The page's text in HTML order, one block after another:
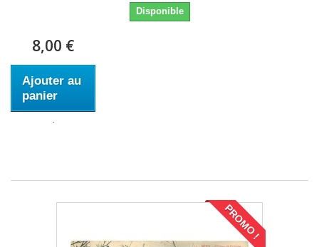
Disponible
8,00 €
Ajouter au
panier
PROMO !